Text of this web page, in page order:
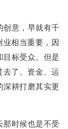
创意，早就有千
相当重要，因
目标受众。但是
去了。资金、运
深耕打磨其实更
那时候也是不受